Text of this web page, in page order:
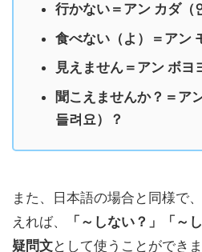
行かない＝アン カダ（
食べない（よ）＝アン
見えません＝アン ボヨ
聞こえませんか？＝ア
들려요）？
また、日本語の場合と同様で、
えれば、
「～しない？」「～
疑問文として使うことができま